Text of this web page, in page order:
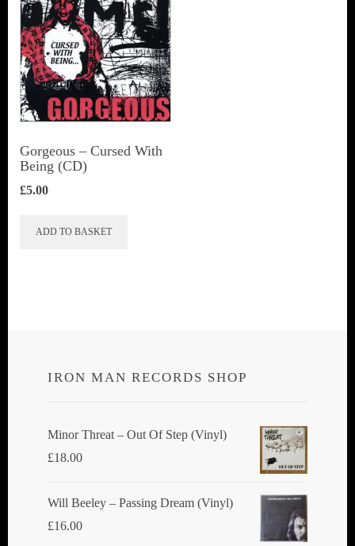
Gorgeous – Cursed With
Being (CD)
£5.00
ADD TO BASKET
IRON MAN RECORDS SHOP
Minor Threat ‎– Out Of Step (Vinyl)
£18.00
Will Beeley ‎– Passing Dream (Vinyl)
£16.00